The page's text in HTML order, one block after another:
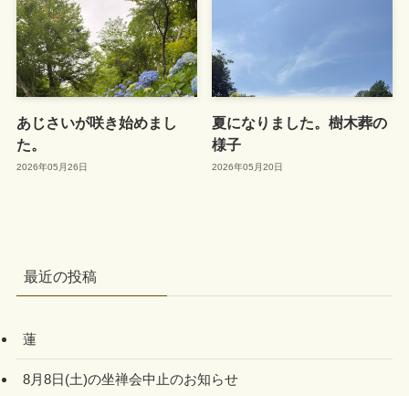
あじさいが咲き始めまし
た。
2026年05月26日
夏になりました。樹木葬の
様子
2026年05月20日
最近の投稿
蓮
8月8日(土)の坐禅会中止のお知らせ